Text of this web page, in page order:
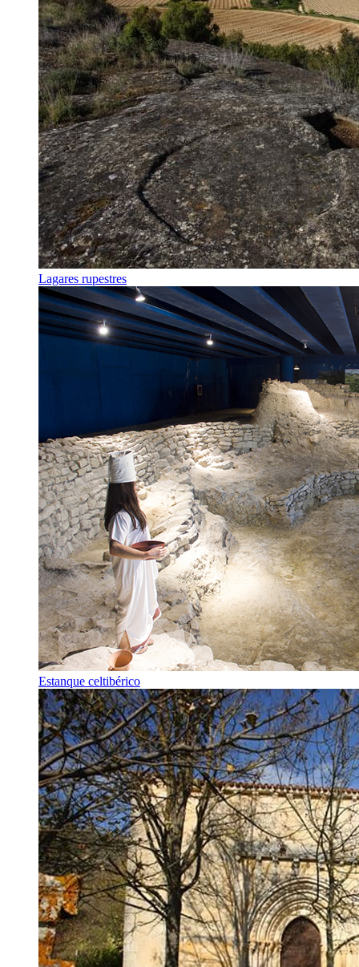
Lagares rupestres
Estanque celtibérico